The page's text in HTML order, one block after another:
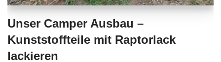
Unser Camper Ausbau –
Kunststoffteile mit Raptorlack
lackieren